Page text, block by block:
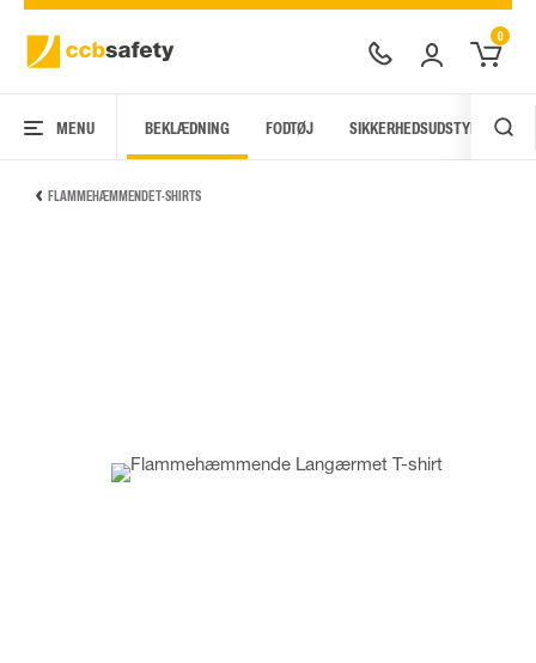
0
MENU BEKLÆDNING FODTØJ SIKKERHEDSUDSTYR
FLAMMEHÆMMENDE T-SHIRTS